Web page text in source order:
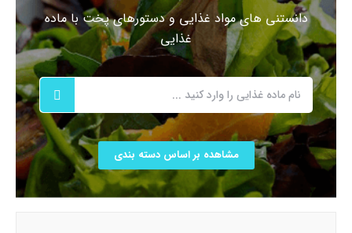
دانستنی های مواد غذایی و دستورهای پخت با ماده
غذایی
مشاهده بر اساس دسته بندی